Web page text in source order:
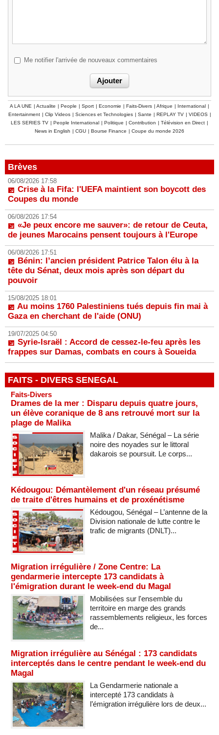
Me notifier l'arrivée de nouveaux commentaires
A LA UNE Actualite People Sport Economie Faits-Divers Afrique International
Entertainment
Clip Videos Sciences et Technologies Sante REPLAY TV VIDEOS
LES SERIES TV
People International Politique Contribution Télévision en Direct
News in English
CGU Bourse Finance Coupe du monde 2026
Brèves
06/08/2026 17:58
Crise à la Fifa: l'UEFA maintient son boycott des
Coupes du monde
06/08/2026 17:54
«Je peux encore me sauver»: de retour de Ceuta,
de jeunes Marocains pensent toujours à l'Europe
06/08/2026 17:51
Bénin: l’ancien président Patrice Talon élu à la
tête du Sénat, deux mois après son départ du
pouvoir
15/08/2025 18:01
Au moins 1760 Palestiniens tués depuis fin mai à
Gaza en cherchant de l'aide (ONU)
19/07/2025 04:50
Syrie-Israël : Accord de cessez-le-feu après les
frappes sur Damas, combats en cours à Soueida
FAITS - DIVERS SENEGAL
Faits-Divers
Drames de la mer : Disparu depuis quatre jours,
un élève coranique de 8 ans retrouvé mort sur la
plage de Malika
Malika / Dakar, Sénégal – La série
noire des noyades sur le littoral
dakarois se poursuit. Le corps...
Kédougou: Démantèlement d'un réseau présumé
de traite d'êtres humains et de proxénétisme
Kédougou, Sénégal – L’antenne de la
Division nationale de lutte contre le
trafic de migrants (DNLT)...
Migration irrégulière / Zone Centre: La
gendarmerie intercepte 173 candidats à
l'émigration durant le week-end du Magal
Mobilisées sur l'ensemble du
territoire en marge des grands
rassemblements religieux, les forces
de...
Migration irrégulière au Sénégal : 173 candidats
interceptés dans le centre pendant le week-end du
Magal
La Gendarmerie nationale a
intercepté 173 candidats à
l’émigration irrégulière lors de deux...